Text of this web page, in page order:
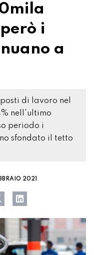
i
a
di lavoro nel
nell'ultimo
periodo i
sfondato il tetto
2021